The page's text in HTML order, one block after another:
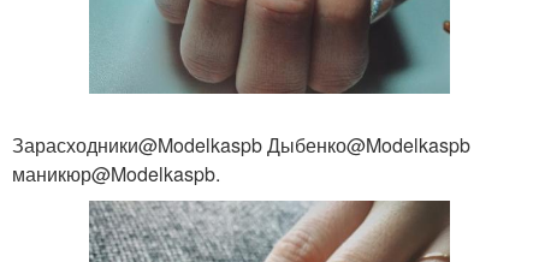
Зарасходники@Modelkaspb Дыбенко@Modelkaspb
маникюр@Modelkaspb.